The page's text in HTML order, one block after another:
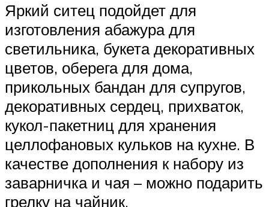
Яркий ситец подойдет для
изготовления абажура для
светильника, букета декоративных
цветов, оберега для дома,
прикольных бандан для супругов,
декоративных сердец, прихваток,
кукол-пакетниц для хранения
целлофановых кульков на кухне. В
качестве дополнения к набору из
заварничка и чая – можно подарить
грелку на чайник.